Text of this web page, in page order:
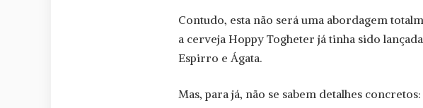
Contudo, esta não será uma abordagem
a cerveja Hoppy Togheter já tinha sido
Espirro e Ágata.
Mas, para já, não se sabem detalhes